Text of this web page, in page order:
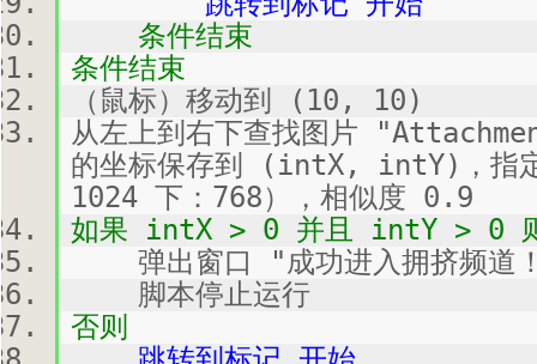
条件结束
条件结束
（鼠标）移动到 (10, 10)
从左上到右下查找图片
的坐标保存到 (intX, intY)，指
1024 下：768），相似度 0.9
如果 intX > 0 并且 intY > 0
弹出窗口 "成功进入拥挤频道
脚本停止运行
否则